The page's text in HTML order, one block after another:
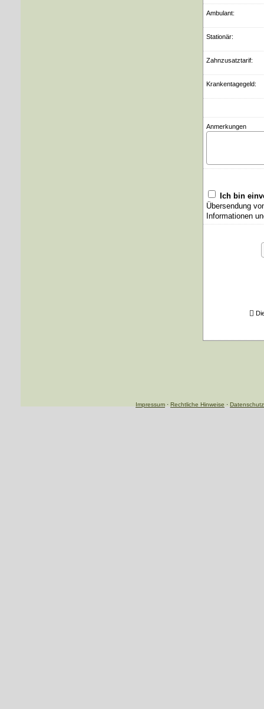
Ambulant:
Stationär:
Zahnzusatztarif:
Krankentagegeld:
Anmerkungen
Ich bin
Übersendung
Informationen
Impressum · Rechtliche Hinweise · Datenschutz